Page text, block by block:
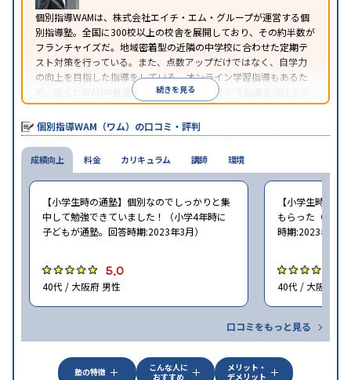
個別指導WAMは、株式会社エイチ・エム・グループが運営する個
別指導塾。全国に300校以上の校舎を展開しており、その約半数が
フランチャイズだ。地域密着型の近隣の中学校に合わせた定期テ
スト対策を行っている。また、点数アップだけではなく、自学力
の向上を目指した指導をしている。オンライン学習指導もあるた
め、近くにWAMの教室がなくても、オンラインで指導を受けるこ
とができる。
続きを見る
個別指導WAM（ワム）の口コミ・評判
成績向上
【小学生時の通塾】個別なのでしっかりと集
中して勉強できていました！（小学4年時に
子どもが通塾。回答時期:2023年3月）
5.0
40代 / 大阪府 男性
【小学生時の通
もらった（小学
時期:2023年3月
40代 / 大阪府 女
口コミをもっと見る
料金 カリキュラム 講師 環境
塾の特徴
こんな人に
おすすめ
メリット・
デメリット